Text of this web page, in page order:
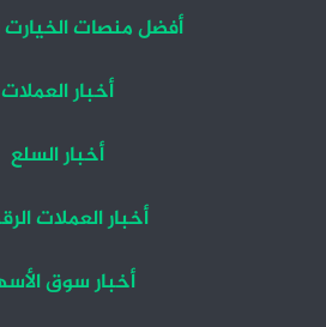
أفضل منصات الخيارت
أخبار العملات
أخبار السلع
أخبار العملات
أخبار سوق